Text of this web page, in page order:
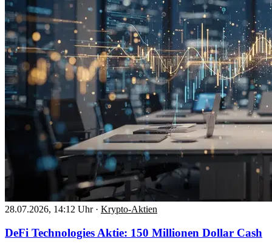
28.07.2026, 14:12 Uhr · Krypto-Aktien
DeFi Technologies Aktie: 150 Millionen Dollar Cash